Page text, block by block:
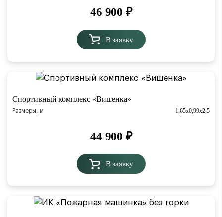
46 900 ₽
В заявку
Спортивный комплекс «Вишенка»
Размеры, м 1,65х0,99х2,5
44 900 ₽
В заявку